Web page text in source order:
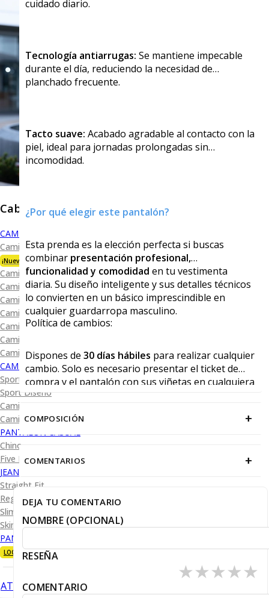
Caballero
CAMISAS
Camisa Premium Bambú
¡Nueva Colección!
Camisa Blanca
Camisa Performance
Camisa Piqué
Camisa Oxford
Camisa Lisa y Textura
Camisa Diseño
Camisa Cuadro y Raya
CAMISA SPORT
Sport Lisas
Sport Diseño
Camiseta Lisa
Camiseta Diseño
PANTALÓN CASUAL
Chino
Five Pocket
JEANS
Straight Fit
Regular Fit
Slim Fit
Skinny Fit
PANTALÓN DE VESTIR
LOOKS
ATRÁS
cuidado diario.
Tecnología antiarrugas: Se mantiene impecable
durante el día, reduciendo la necesidad de
planchado frecuente.
Tacto suave: Acabado agradable al contacto con la
piel, ideal para jornadas prolongadas sin
incomodidad.
¿Por qué elegir este pantalón?
Esta prenda es la elección perfecta si buscas
combinar presentación profesional,
funcionalidad y comodidad en tu vestimenta
diaria. Su diseño inteligente y sus detalles técnicos
lo convierten en un básico imprescindible en
cualquier guardarropa masculino.
Política de cambios:
Dispones de 30 días hábiles para realizar cualquier
cambio. Solo es necesario presentar el ticket de
compra y el pantalón con sus viñetas en cualquiera
de nuestras tiendas físicas.
COMPOSICIÓN +
COMENTARIOS +
DEJA TU COMENTARIO
NOMBRE (OPCIONAL)
RESEÑA
★
★
★
★
★
COMENTARIO